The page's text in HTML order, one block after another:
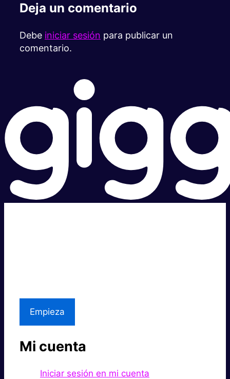
Deja un comentario
Debe iniciar sesión para publicar un
comentario.
Empieza
Mi cuenta
Iniciar sesión en mi cuenta